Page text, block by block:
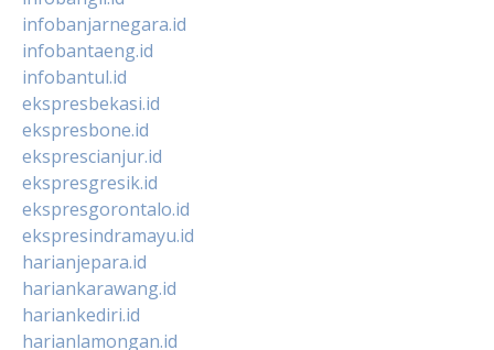
infobanjarnegara.id
infobantaeng.id
infobantul.id
ekspresbekasi.id
ekspresbone.id
eksprescianjur.id
ekspresgresik.id
ekspresgorontalo.id
ekspresindramayu.id
harianjepara.id
hariankarawang.id
hariankediri.id
harianlamongan.id